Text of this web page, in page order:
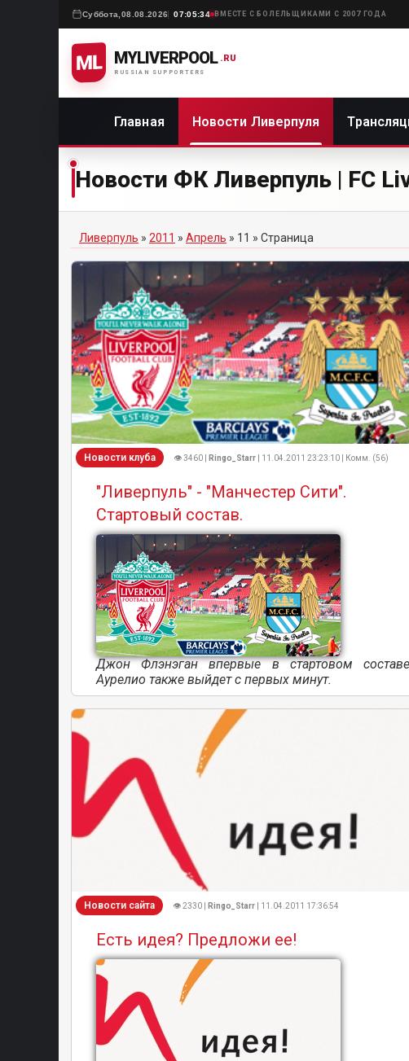
Суббота, 08.08.2026 07:05:34 ВМЕСТЕ С БОЛЕЛЬЩИКАМИ С 2007 ГОДА
ML MYLIVERPOOL
RUSSIAN SUPPORTERS
.RU
Главная Новости Ливерпуля
Новости ФК Ливерпуль | FC
Ливерпуль » 2011 » Апрель » 11 » Страница
Новости клуба 👁 3460 | Ringo_Starr | 11.04.2011 23:23:10 | Комм. (56)
"Ливерпуль" - "Манчестер Сити".
Стартовый состав.
Джон Флэнэган впервые в стартовом
Аурелио также выйдет с первых минут.
Новости сайта 👁 2330 | Ringo_Starr | 11.04.2011 17:36:54
Есть идея? Предложи ее!